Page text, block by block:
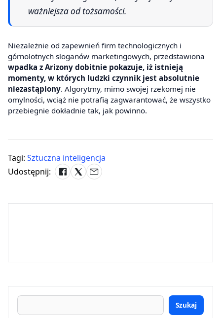
ważniejsza od tożsamości.
Niezależnie od zapewnień firm technologicznych i
górnolotnych sloganów marketingowych, przedstawiona
wpadka z Arizony dobitnie pokazuje, iż istnieją
momenty, w których ludzki czynnik jest absolutnie
niezastąpiony. Algorytmy, mimo swojej rzekomej nie
omylności, wciąż nie potrafią zagwarantować, że wszystko
przebiegnie dokładnie tak, jak powinno.
Tagi: Sztuczna inteligencja
Udostępnij:
Szukaj